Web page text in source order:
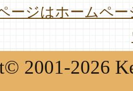
ージはホームペ
2001-2026